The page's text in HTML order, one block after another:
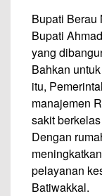
Bupati Berau
Bupati
yang
Bahkan
itu,
manajemen
sakit
Dengan
pelayanan
Batiwakkal.